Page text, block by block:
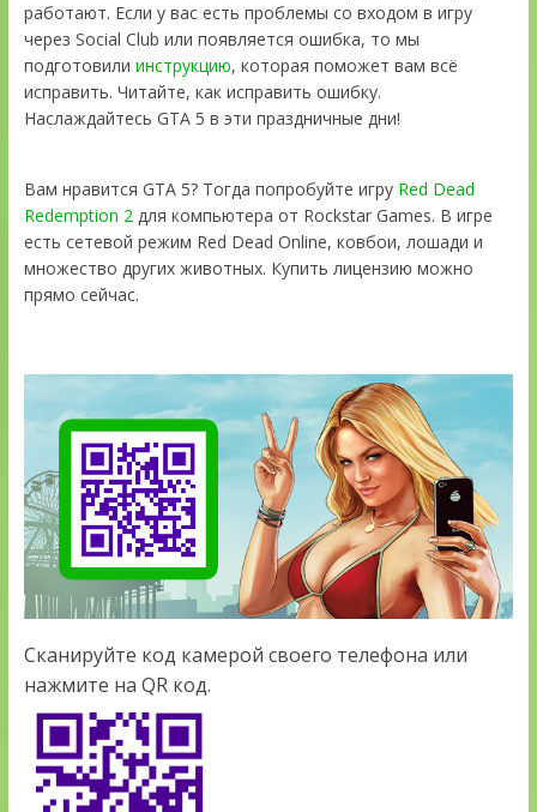
работают. Если у вас есть проблемы со входом в игру
через Social Club или появляется ошибка, то мы
подготовили инструкцию, которая поможет вам всё
исправить. Читайте, как исправить ошибку.
Наслаждайтесь GTA 5 в эти праздничные дни!
Вам нравится GTA 5? Тогда попробуйте игру Red Dead
Redemption 2для компьютера от Rockstar Games. В игре
есть сетевой режим Red Dead Online, ковбои, лошади и
множество других животных. Купить лицензию можно
прямо сейчас.
Сканируйте код камерой своего телефона или
нажмите на QR код.